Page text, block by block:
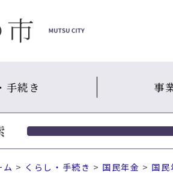
手続き 事
ム > くらし・手続き > 国民年金 > 国民